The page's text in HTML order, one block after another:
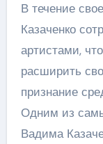
В течение
Казаченко
артистами,
расширить
признание
Одним из
Вадима